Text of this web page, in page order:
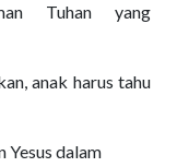
Tuhan yang
anak harus tahu
Yesus dalam